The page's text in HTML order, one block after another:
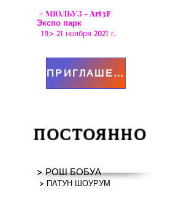
#МЮЛЬУЗ - Art3F
Экспо парк
19> 21 ноября 2021 г.
ПОСТОЯННО
> РОШ БОБУА
> ПАТУН ШОУРУМ
ПРИГЛАШЕНИЕ